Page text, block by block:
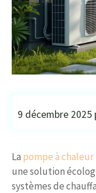
9 décembre 2025
La pompe à chaleur
une solution
systèmes de